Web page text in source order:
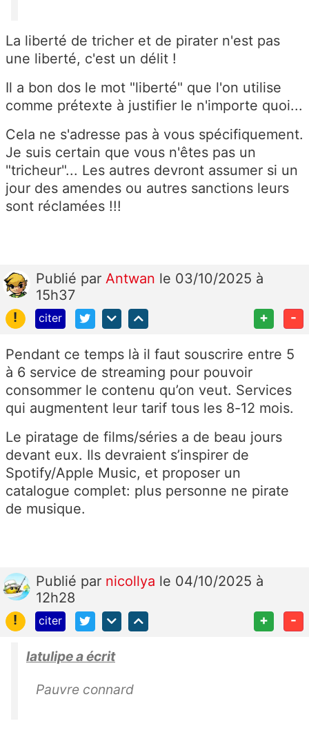
La liberté de tricher et de pirater n'est pas
une liberté, c'est un délit !
Il a bon dos le mot "liberté" que l'on utilise
comme prétexte à justifier le n'importe quoi...
Cela ne s'adresse pas à vous spécifiquement.
Je suis certain que vous n'êtes pas un
"tricheur"... Les autres devront assumer si un
jour des amendes ou autres sanctions leurs
sont réclamées !!!
Publié par Antwan le 03/10/2025 à
15h37
!
citer + -
Pendant ce temps là il faut souscrire entre 5
à 6 service de streaming pour pouvoir
consommer le contenu qu’on veut. Services
qui augmentent leur tarif tous les 8-12 mois.
Le piratage de films/séries a de beau jours
devant eux. Ils devraient s’inspirer de
Spotify/Apple Music, et proposer un
catalogue complet: plus personne ne pirate
de musique.
Publié par nicollya le 04/10/2025 à
12h28
!
citer + -
latulipe a écrit
Pauvre connard